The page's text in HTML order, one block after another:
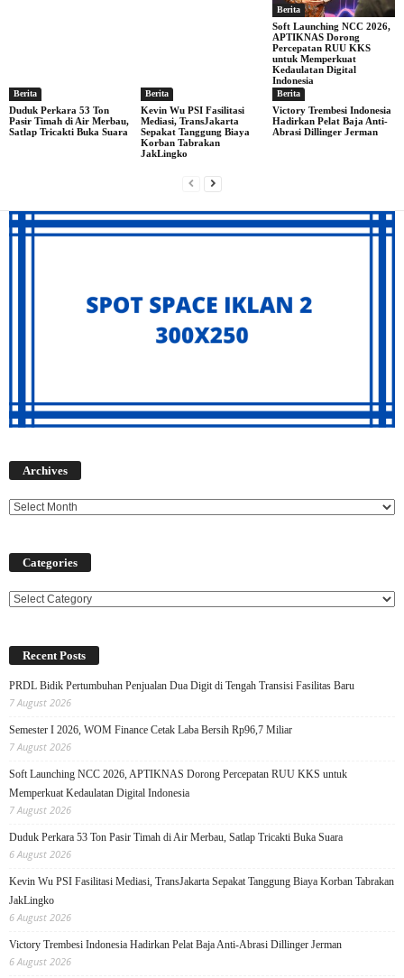
Berita
Soft Launching NCC 2026,
APTIKNAS Dorong
Percepatan RUU KKS
untuk Memperkuat
Kedaulatan Digital
Indonesia
Berita
Duduk Perkara 53 Ton
Pasir Timah di Air Merbau,
Satlap Tricakti Buka Suara
Berita
Kevin Wu PSI Fasilitasi
Mediasi, TransJakarta
Sepakat Tanggung Biaya
Korban Tabrakan
JakLingko
Berita
Victory Trembesi Indonesia
Hadirkan Pelat Baja Anti-
Abrasi Dillinger Jerman
Archives
Categories
Categories
Recent Posts
PRDL Bidik Pertumbuhan Penjualan Dua Digit di Tengah Transisi Fasilitas Baru
7 August 2026
Semester I 2026, WOM Finance Cetak Laba Bersih Rp96,7 Miliar
7 August 2026
Soft Launching NCC 2026, APTIKNAS Dorong Percepatan RUU KKS untuk
Memperkuat Kedaulatan Digital Indonesia
7 August 2026
Duduk Perkara 53 Ton Pasir Timah di Air Merbau, Satlap Tricakti Buka Suara
6 August 2026
Kevin Wu PSI Fasilitasi Mediasi, TransJakarta Sepakat Tanggung Biaya Korban Tabrakan
JakLingko
6 August 2026
Victory Trembesi Indonesia Hadirkan Pelat Baja Anti-Abrasi Dillinger Jerman
6 August 2026